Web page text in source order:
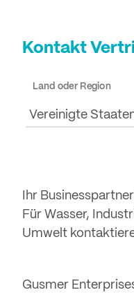
Kontakt
Land oder Region
Vereinigte
Ihr
Für Wasser,
Umwelt
Gusmer